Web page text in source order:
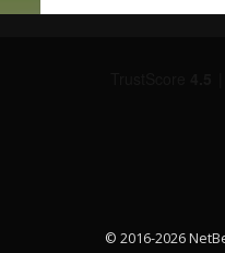
© 2016-2026